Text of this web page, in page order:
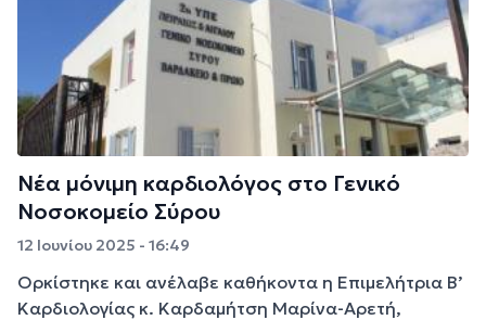
Νέα μόνιμη καρδιολόγος στο Γενικό
Νοσοκομείο Σύρου
12 Ιουνίου 2025 - 16:49
Ορκίστηκε και ανέλαβε καθήκοντα η Επιμελήτρια Β’
Καρδιολογίας κ. Καρδαμήτση Μαρίνα-Αρετή,